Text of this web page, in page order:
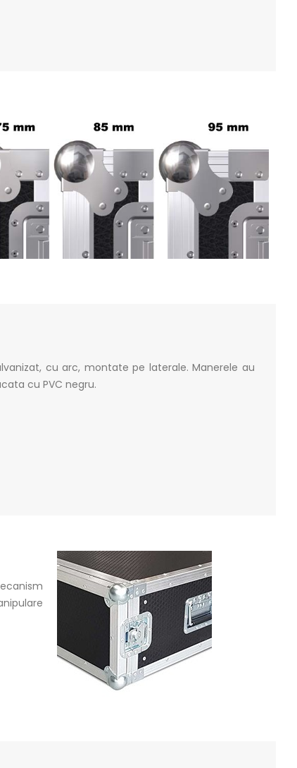
cu arc, montate pe laterale. Manerele au
cu PVC negru.